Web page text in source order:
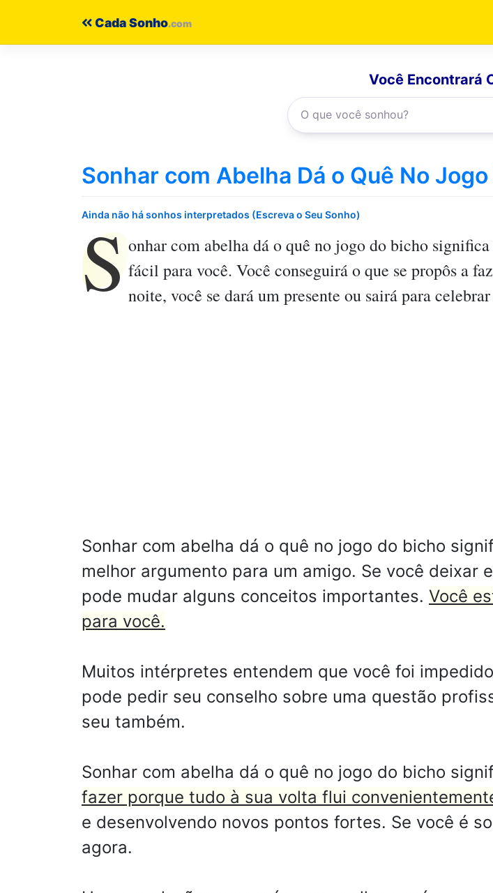
Cada Sonho
Você Encontrará
Sonhar com Abelha Dá o Quê No
Ainda não há sonhos interpretados (Escreva o Seu Sonho)
S onhar com abelha dá o quê no jogo do bicho significa
fácil para você. Você conseguirá o que se propôs a
noite, você se dará um presente ou sairá para
Sonhar com abelha dá o quê no jogo do bicho
melhor argumento para um amigo. Se você deixar
pode mudar alguns conceitos importantes. Você
para você.
Muitos intérpretes entendem que você foi
pode pedir seu conselho sobre uma questão
seu também.
Sonhar com abelha dá o quê no jogo do bicho
fazer porque tudo à sua volta flui
e desenvolvendo novos pontos fortes. Se você é
agora.